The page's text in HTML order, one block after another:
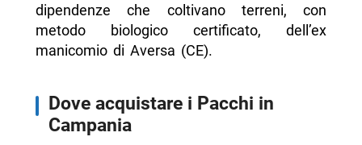
dipendenze che coltivano terreni, con
metodo biologico certificato, dell’ex
manicomio di Aversa (CE).
Dove acquistare i Pacchi in
Campania